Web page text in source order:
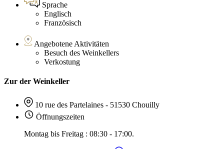
Sprache
Englisch
Französisch
Angebotene Aktivitäten
Besuch des Weinkellers
Verkostung
Zur der Weinkeller
10 rue des Partelaines - 51530 Chouilly
Öffnungszeiten
Montag bis Freitag : 08:30 - 17:00.